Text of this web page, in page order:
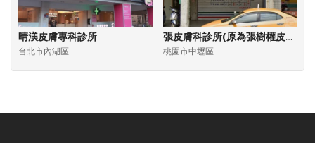
晴渼皮膚專科診所
台北市內湖區
張皮膚科診所(原為張樹權皮膚科診所)
桃園市中壢區